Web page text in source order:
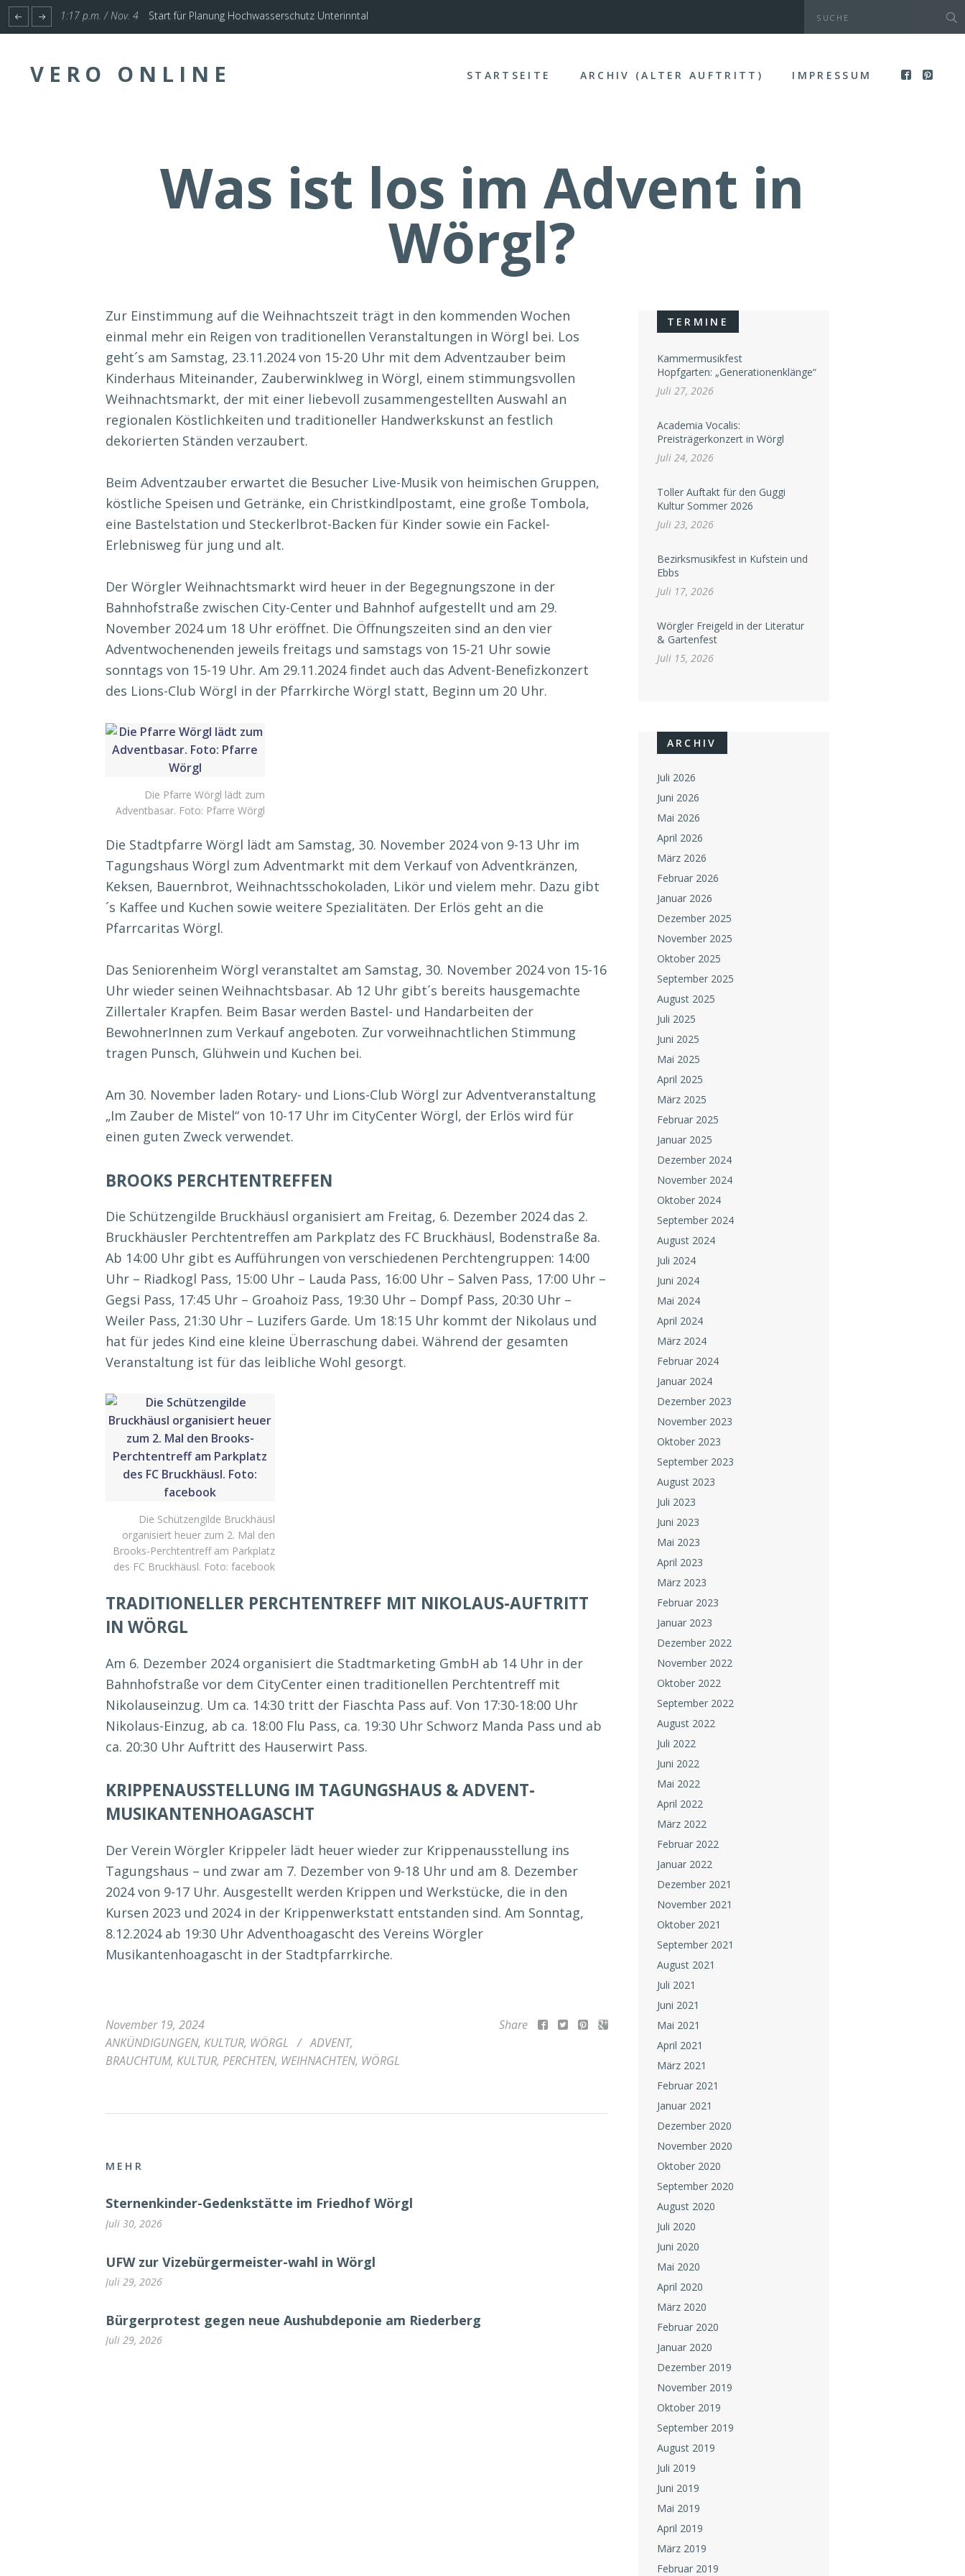
1:17 p.m. / Nov. 4 Start für Planung Hochwasserschutz Unterinntal
VERO ONLINE STARTSEITE ARCHIV (ALTER AUFTRITT) IMPRESSUM
Was ist los im Advent in
Wörgl?
Zur Einstimmung auf die Weihnachtszeit trägt in den kommenden Wochen
einmal mehr ein Reigen von traditionellen Veranstaltungen in Wörgl bei. Los
geht´s am Samstag, 23.11.2024 von 15-20 Uhr mit dem Adventzauber beim
Kinderhaus Miteinander, Zauberwinklweg in Wörgl, einem stimmungsvollen
Weihnachtsmarkt, der mit einer liebevoll zusammengestellten Auswahl an
regionalen Köstlichkeiten und traditioneller Handwerkskunst an festlich
dekorierten Ständen verzaubert.
Beim Adventzauber erwartet die Besucher Live-Musik von heimischen Gruppen,
köstliche Speisen und Getränke, ein Christkindlpostamt, eine große Tombola,
eine Bastelstation und Steckerlbrot-Backen für Kinder sowie ein Fackel-
Erlebnisweg für jung und alt.
Der Wörgler Weihnachtsmarkt wird heuer in der Begegnungszone in der
Bahnhofstraße zwischen City-Center und Bahnhof aufgestellt und am 29.
November 2024 um 18 Uhr eröffnet. Die Öffnungszeiten sind an den vier
Adventwochenenden jeweils freitags und samstags von 15-21 Uhr sowie
sonntags von 15-19 Uhr. Am 29.11.2024 findet auch das Advent-Benefizkonzert
des Lions-Club Wörgl in der Pfarrkirche Wörgl statt, Beginn um 20 Uhr.
Die Pfarre Wörgl lädt zum
Adventbasar. Foto: Pfarre Wörgl
Die Stadtpfarre Wörgl lädt am Samstag, 30. November 2024 von 9-13 Uhr im
Tagungshaus Wörgl zum Adventmarkt mit dem Verkauf von Adventkränzen,
Keksen, Bauernbrot, Weihnachtsschokoladen, Likör und vielem mehr. Dazu gibt
´s Kaffee und Kuchen sowie weitere Spezialitäten. Der Erlös geht an die
Pfarrcaritas Wörgl.
Das Seniorenheim Wörgl veranstaltet am Samstag, 30. November 2024 von 15-16
Uhr wieder seinen Weihnachtsbasar. Ab 12 Uhr gibt´s bereits hausgemachte
Zillertaler Krapfen. Beim Basar werden Bastel- und Handarbeiten der
BewohnerInnen zum Verkauf angeboten. Zur vorweihnachtlichen Stimmung
tragen Punsch, Glühwein und Kuchen bei.
Am 30. November laden Rotary- und Lions-Club Wörgl zur Adventveranstaltung
„Im Zauber de Mistel“ von 10-17 Uhr im CityCenter Wörgl, der Erlös wird für
einen guten Zweck verwendet.
BROOKS PERCHTENTREFFEN
Die Schützengilde Bruckhäusl organisiert am Freitag, 6. Dezember 2024 das 2.
Bruckhäusler Perchtentreffen am Parkplatz des FC Bruckhäusl, Bodenstraße 8a.
Ab 14:00 Uhr gibt es Aufführungen von verschiedenen Perchtengruppen: 14:00
Uhr – Riadkogl Pass, 15:00 Uhr – Lauda Pass, 16:00 Uhr – Salven Pass, 17:00 Uhr –
Gegsi Pass, 17:45 Uhr – Groahoiz Pass, 19:30 Uhr – Dompf Pass, 20:30 Uhr –
Weiler Pass, 21:30 Uhr – Luzifers Garde. Um 18:15 Uhr kommt der Nikolaus und
hat für jedes Kind eine kleine Überraschung dabei. Während der gesamten
Veranstaltung ist für das leibliche Wohl gesorgt.
Die Schützengilde Bruckhäusl
organisiert heuer zum 2. Mal den
Brooks-Perchtentreff am Parkplatz
des FC Bruckhäusl. Foto: facebook
TRADITIONELLER PERCHTENTREFF MIT NIKOLAUS-AUFTRITT
IN WÖRGL
Am 6. Dezember 2024 organisiert die Stadtmarketing GmbH ab 14 Uhr in der
Bahnhofstraße vor dem CityCenter einen traditionellen Perchtentreff mit
Nikolauseinzug. Um ca. 14:30 tritt der Fiaschta Pass auf. Von 17:30-18:00 Uhr
Nikolaus-Einzug, ab ca. 18:00 Flu Pass, ca. 19:30 Uhr Schworz Manda Pass und ab
ca. 20:30 Uhr Auftritt des Hauserwirt Pass.
KRIPPENAUSSTELLUNG IM TAGUNGSHAUS & ADVENT-
MUSIKANTENHOAGASCHT
Der Verein Wörgler Krippeler lädt heuer wieder zur Krippenausstellung ins
Tagungshaus – und zwar am 7. Dezember von 9-18 Uhr und am 8. Dezember
2024 von 9-17 Uhr. Ausgestellt werden Krippen und Werkstücke, die in den
Kursen 2023 und 2024 in der Krippenwerkstatt entstanden sind. Am Sonntag,
8.12.2024 ab 19:30 Uhr Adventhoagascht des Vereins Wörgler
Musikantenhoagascht in der Stadtpfarrkirche.
November 19, 2024
ANKÜNDIGUNGEN, KULTUR, WÖRGL /ADVENT,
BRAUCHTUM, KULTUR, PERCHTEN, WEIHNACHTEN, WÖRGL
Share
MEHR
Sternenkinder-Gedenkstätte im Friedhof Wörgl
Juli 30, 2026
UFW zur Vizebürgermeister-wahl in Wörgl
Juli 29, 2026
Bürgerprotest gegen neue Aushubdeponie am Riederberg
Juli 29, 2026
TERMINE
Kammermusikfest
Hopfgarten: „Generationenklänge“
Juli 27, 2026
Academia Vocalis:
Preisträgerkonzert in Wörgl
Juli 24, 2026
Toller Auftakt für den Guggi
Kultur Sommer 2026
Juli 23, 2026
Bezirksmusikfest in Kufstein und
Ebbs
Juli 17, 2026
Wörgler Freigeld in der Literatur
& Gartenfest
Juli 15, 2026
ARCHIV
Juli 2026
Juni 2026
Mai 2026
April 2026
März 2026
Februar 2026
Januar 2026
Dezember 2025
November 2025
Oktober 2025
September 2025
August 2025
Juli 2025
Juni 2025
Mai 2025
April 2025
März 2025
Februar 2025
Januar 2025
Dezember 2024
November 2024
Oktober 2024
September 2024
August 2024
Juli 2024
Juni 2024
Mai 2024
April 2024
März 2024
Februar 2024
Januar 2024
Dezember 2023
November 2023
Oktober 2023
September 2023
August 2023
Juli 2023
Juni 2023
Mai 2023
April 2023
März 2023
Februar 2023
Januar 2023
Dezember 2022
November 2022
Oktober 2022
September 2022
August 2022
Juli 2022
Juni 2022
Mai 2022
April 2022
März 2022
Februar 2022
Januar 2022
Dezember 2021
November 2021
Oktober 2021
September 2021
August 2021
Juli 2021
Juni 2021
Mai 2021
April 2021
März 2021
Februar 2021
Januar 2021
Dezember 2020
November 2020
Oktober 2020
September 2020
August 2020
Juli 2020
Juni 2020
Mai 2020
April 2020
März 2020
Februar 2020
Januar 2020
Dezember 2019
November 2019
Oktober 2019
September 2019
August 2019
Juli 2019
Juni 2019
Mai 2019
April 2019
März 2019
Februar 2019